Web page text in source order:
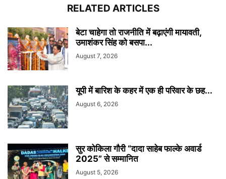
RELATED ARTICLES
बेटा चाहेगा तो राजनीति में बढ़ाएंगी मायावती,
उमाशंकर सिंह को बसपा...
August 7, 2026
यूपी में बारिश के कहर में एक ही परिवार के छह...
August 6, 2026
सुर कोकिला गौरी “दादा साहेब फाल्के अवार्ड
2025” से सम्मानित
August 5, 2026